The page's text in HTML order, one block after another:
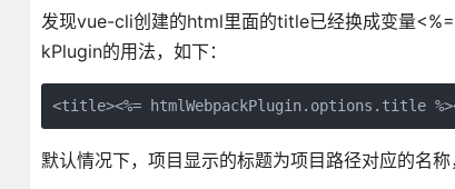
发现vue-cli创建的html里面的title已经换成变量
kPlugin的用法，如下：
<title><%= htmlWebpackPlugin.options.title
默认情况下，项目显示的标题为项目路径对应的名